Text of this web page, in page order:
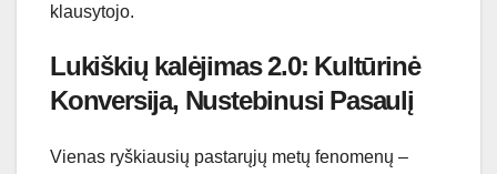
klausytojo.
Lukiškių kalėjimas 2.0: Kultūrinė
Konversija, Nustebinusi Pasaulį
Vienas ryškiausių pastarųjų metų fenomenų –